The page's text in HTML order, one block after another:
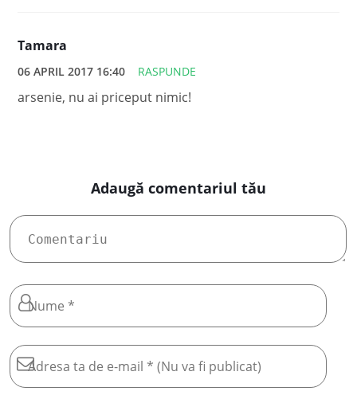
Tamara
06 APRIL 2017 16:40 RASPUNDE
arsenie, nu ai priceput nimic!
Adaugă comentariul tău